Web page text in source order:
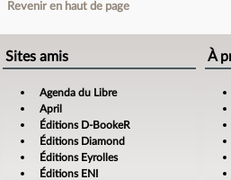
Revenir en haut de page
Sites amis
Agenda du Libre
April
Éditions D-BookeR
Éditions Diamond
Éditions Eyrolles
Éditions ENI
À